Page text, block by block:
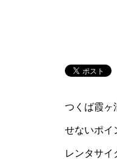
つくば霞ヶ
せないポイ
レンタサ